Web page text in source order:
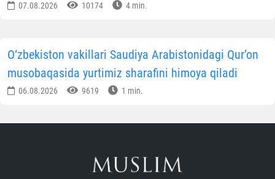
07.08.2026 10174 4 min.
O‘zbekiston vakillari Saudiya Arabistonidagi Qur’on
musobaqasida yurtimiz sharafini himoya qiladi
06.08.2026 9619 1 min.